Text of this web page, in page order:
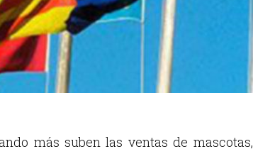
más suben las ventas de mascotas,